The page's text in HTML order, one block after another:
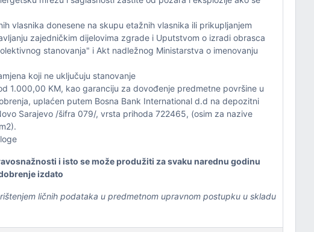
vlasnika donesene na skupu etažnih vlasnika ili prikupljanjem
zajedničkim dijelovima zgrade i Uputstvom o izradi obrasca
stanovanja" i Akt nadležnog Ministarstva o imenovanju
koji ne uključuju stanovanje
1.000,00 KM, kao garanciju za dovođenje predmetne površine u
uplaćen putem Bosna Bank International d.d na depozitni
Sarajevo /šifra 079/, vrsta prihoda 722465, (osim za nazive
i isto se može produžiti za svaku narednu godinu
izdato
ličnih podataka u predmetnom upravnom postupku u skladu